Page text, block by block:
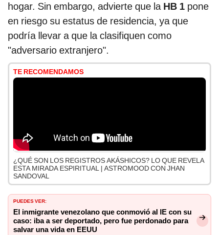
hogar. Sin embargo, advierte que la HB 1 pone
en riesgo su estatus de residencia, ya que
podría llevar a que la clasifiquen como
"adversario extranjero".
TE RECOMENDAMOS
¿QUÉ SON LOS REGISTROS AKÁSHICOS? LO QUE REVELA
ESTA MIRADA ESPIRITUAL | ASTROMOOD CON JHAN
SANDOVAL
PUEDES VER:
El inmigrante venezolano que conmovió al IE con su
caso: iba a ser deportado, pero fue perdonado para
salvar una vida en EEUU